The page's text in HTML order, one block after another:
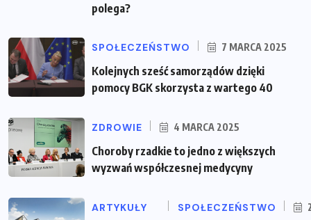
polega?
SPOŁECZEŃSTWO 7 MARCA 2025
Kolejnych sześć samorządów dzięki
pomocy BGK skorzysta z wartego 40
ZDROWIE 4 MARCA 2025
Choroby rzadkie to jedno z większych
wyzwań współczesnej medycyny
ARTYKUŁY
SPOŁECZEŃSTWO